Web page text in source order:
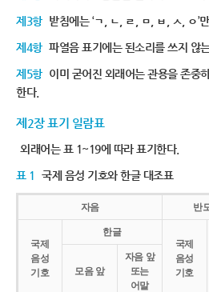
제3항 받침에는 ‘ㄱ, ㄴ, ㄹ, ㅁ, ㅂ, ㅅ, ㅇ’
제4항 파열음 표기에는 된소리를 쓰지 않
제5항 이미 굳어진 외래어는 관용을 존중
한다.
제2장 표기 일람표
외래어는 표 1~19에 따라 표기한다.
표 1 국제 음성 기호와 한글 대조표
자음 반
국제
음성
기호
한글
국제
음성
기호
모음 앞
자음 앞
또는
어말